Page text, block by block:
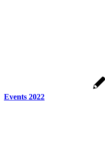
Events 2022